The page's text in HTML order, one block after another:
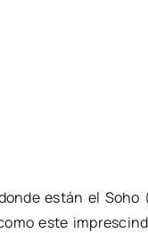
están el Soho
este